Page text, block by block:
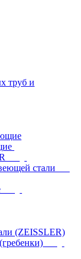
труб и
стали
(ZEISSLER)